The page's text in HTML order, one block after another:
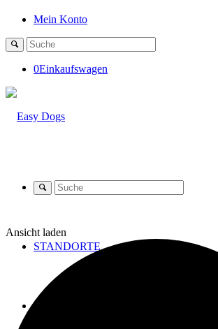
Mein Konto
0Einkaufswagen
STANDORTE
SHOP
Ansicht laden